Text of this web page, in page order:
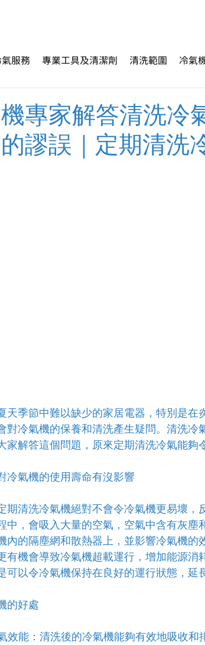
服務 專業工具及清潔劑 清洗範圍 冷氣
專家解答清洗冷
謬誤｜定期清洗
天季節中難以缺少的家居電器，特別是在
對冷氣機的保養和清洗產生疑問。清洗
家解答這個問題，原來定期清洗冷氣能夠
冷氣機的使用壽命有沒影響
期清洗冷氣機絕對不會令冷氣機更易壞
中，會吸入大量的空氣，空氣中含有灰塵
內的隔塵網和散熱器上，並影響冷氣機的
有機會導致冷氣機超載運行，增加能源消
可以令冷氣機保持在良好的運行狀態，延
的好處
效能：清洗後的冷氣機能夠有效地吸收